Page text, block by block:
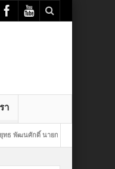
า
กดิ์ นายกสมาคมกีฬาย